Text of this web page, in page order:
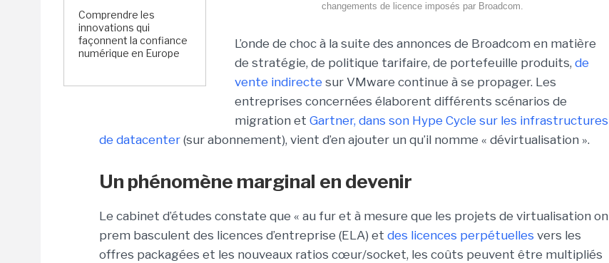
Comprendre les
innovations qui
façonnent la confiance
numérique en Europe
changements de licence imposés par Broadcom.
L’onde de choc à la suite des annonces de Broadcom en matière
de stratégie, de politique tarifaire, de portefeuille produits, de
vente indirecte sur VMware continue à se propager. Les
entreprises concernées élaborent différents scénarios de
migration et Gartner, dans son Hype Cycle sur les infrastructures
de datacenter (sur abonnement), vient d’en ajouter un qu’il nomme « dévirtualisation ».
Un phénomène marginal en devenir
Le cabinet d’études constate que « au fur et à mesure que les projets de virtualisation on
prem basculent des licences d’entreprise (ELA) et des licences perpétuelles vers les
offres packagées et les nouveaux ratios cœur/socket, les coûts peuvent être multipliés